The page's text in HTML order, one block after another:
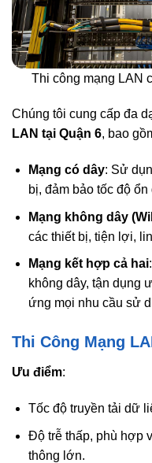
Thi công mạng LAN
Chúng tôi cung cấp đa
LAN tại Quận 6, bao
Mạng có dây: Sử
bị, đảm bảo tốc độ
Mạng không dây
các thiết bị, tiện lợi,
Mạng kết hợp cả hai
không dây, tận dụng
ứng mọi nhu cầu sử
Thi Công Mạng
Ưu điểm:
Tốc độ truyền tải dữ
Độ trễ thấp, phù hợp
thông lớn.